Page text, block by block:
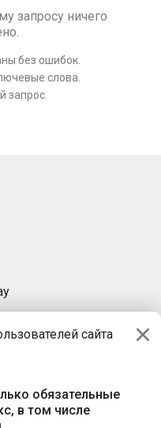
сайта
обязательные
в том числе
запросу ничего
без ошибок.
слова.
запрос.
БАЙ»
пр-т Независимости